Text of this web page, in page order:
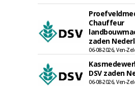
Chauffeur
zaden
06-08-2026, Ven-
DSV zaden
06-08-2026, Ven-